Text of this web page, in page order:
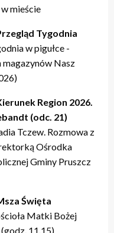
mieście
Tygodnia
w pigułce -
magazynów Nasz
Region 2026.
(odc. 21)
Tczew. Rozmowa z
Ośrodka
Gminy Pruszcz
Święta
Matki Bożej
11.15)